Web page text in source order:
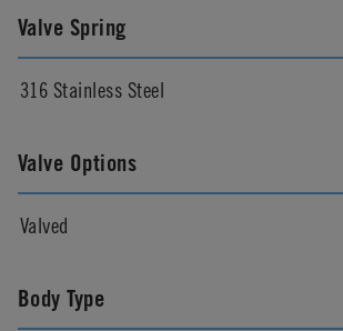
Valve Spring
316 Stainless Steel
Valve Options
Valved
Body Type